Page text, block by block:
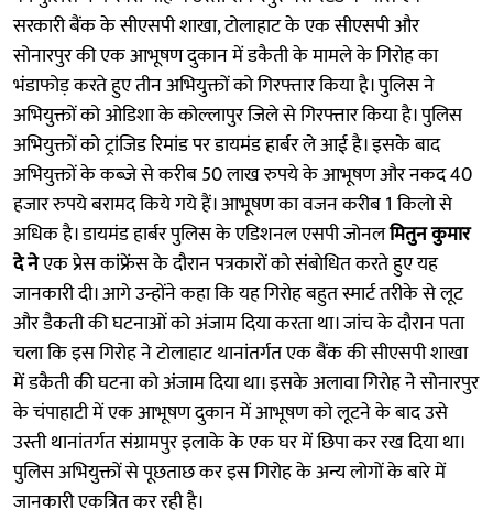
सरकारी बैंक के सीएसपी शाखा, टोलाहाट के एक सीएसपी और
सोनारपुर की एक आभूषण दुकान में डकैती के मामले के गिरोह का
भंडाफोड़ करते हुए तीन अभियुक्तों को गिरफ्तार किया है। पुलिस ने
अभियुक्तों को ओडिशा के कोल्लापुर जिले से गिरफ्तार किया है। पुलिस
अभियुक्तों को ट्रांजिड रिमांड पर डायमंड हार्बर ले आई है। इसके बाद
अभियुक्तों के कब्जे से करीब 50 लाख रुपये के आभूषण और नकद 40
हजार रुपये बरामद किये गये हैं। आभूषण का वजन करीब 1 किलो से
अधिक है। डायमंड हार्बर पुलिस के एडिशनल एसपी जोनलमितुन कुमार
दे नेएक प्रेस कांफ्रेंस के दौरान पत्रकारों को संबाेधित करते हुए यह
जानकारी दी। आगे उन्होंने कहा कि यह गिरोह बहुत स्मार्ट तरीके से लूट
और डैकती की घटनाओं को अंजाम दिया करता था। जांच के दौरान पता
चला कि इस गिरोह ने टोलाहाट थानांतर्गत एक बैंक की सीएसपी शाखा
में डकैती की घटना को अंजाम दिया था। इसके अलावा गिरोह ने सोनारपुर
के चंपाहाटी में एक आभूषण दुकान में आभूषण को लूटने के बाद उसे
उस्ती थानांतर्गत संग्रामपुर इलाके के एक घर में छिपा कर रख दिया था।
पुलिस अभियुक्तों से पूछताछ कर इस गिरोह के अन्य लोगों के बारे में
जानकारी एकत्रित कर रही है।